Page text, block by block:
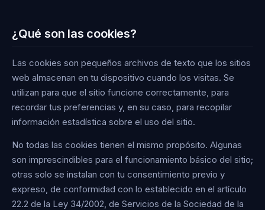
¿Qué son las cookies?
Las cookies son pequeños archivos de texto que los sitios
web almacenan en tu dispositivo cuando los visitas. Se
utilizan para que el sitio funcione correctamente, para
recordar tus preferencias y, en su caso, para recopilar
información estadística sobre el uso del sitio.
No todas las cookies tienen el mismo propósito. Algunas
son imprescindibles para el funcionamiento básico del sitio;
otras solo se instalan con tu consentimiento previo y
expreso, de conformidad con lo establecido en el artículo
22.2 de la Ley 34/2002, de Servicios de la Sociedad de la